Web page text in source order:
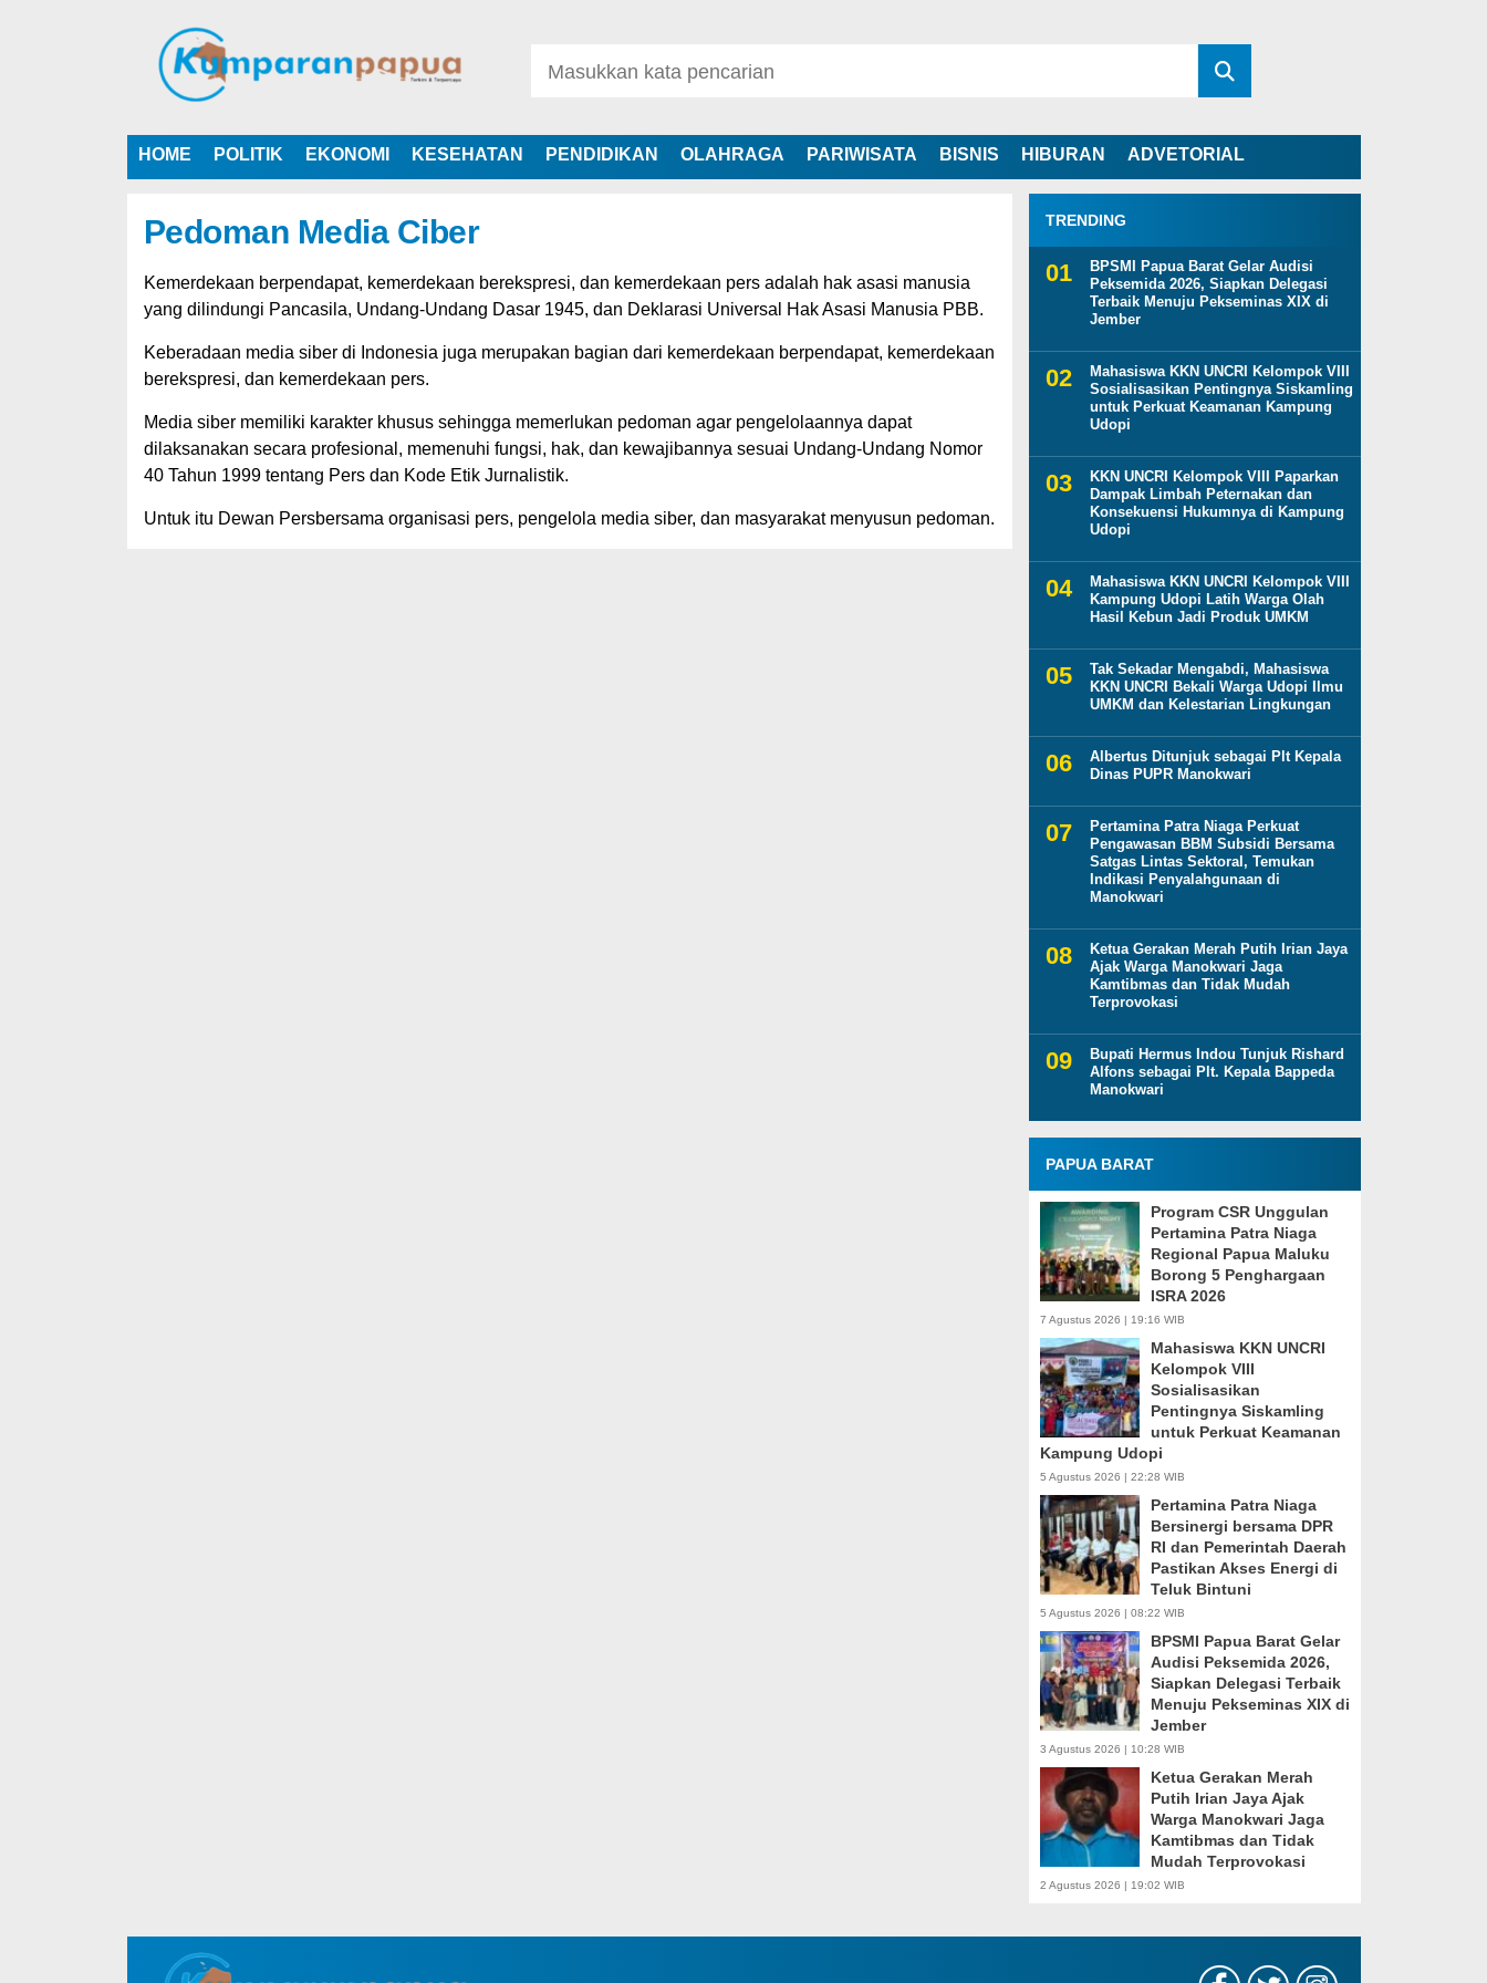
HOME POLITIK EKONOMI KESEHATAN PENDIDIKAN OLAHRAGA PARIWISATA BISNIS HIBURAN ADVETORIAL
Pedoman Media Ciber
Kemerdekaan berpendapat, kemerdekaan berekspresi, dan kemerdekaan pers adalah hak asasi manusia
yang dilindungi Pancasila, Undang-Undang Dasar 1945, dan Deklarasi Universal Hak Asasi Manusia PBB.
Keberadaan media siber di Indonesia juga merupakan bagian dari kemerdekaan berpendapat, kemerdekaan
berekspresi, dan kemerdekaan pers.
Media siber memiliki karakter khusus sehingga memerlukan pedoman agar pengelolaannya dapat
dilaksanakan secara profesional, memenuhi fungsi, hak, dan kewajibannya sesuai Undang-Undang Nomor
40 Tahun 1999 tentang Pers dan Kode Etik Jurnalistik.
Untuk itu Dewan Persbersama organisasi pers, pengelola media siber, dan masyarakat menyusun pedoman.
TRENDING
BPSMI Papua Barat Gelar Audisi
Peksemida 2026, Siapkan Delegasi
Terbaik Menuju Pekseminas XIX di
Jember
Mahasiswa KKN UNCRI Kelompok VIII
Sosialisasikan Pentingnya Siskamling
untuk Perkuat Keamanan Kampung
Udopi
KKN UNCRI Kelompok VIII Paparkan
Dampak Limbah Peternakan dan
Konsekuensi Hukumnya di Kampung
Udopi
Mahasiswa KKN UNCRI Kelompok VIII
Kampung Udopi Latih Warga Olah
Hasil Kebun Jadi Produk UMKM
Tak Sekadar Mengabdi, Mahasiswa
KKN UNCRI Bekali Warga Udopi Ilmu
UMKM dan Kelestarian Lingkungan
Albertus Ditunjuk sebagai Plt Kepala
Dinas PUPR Manokwari
Pertamina Patra Niaga Perkuat
Pengawasan BBM Subsidi Bersama
Satgas Lintas Sektoral, Temukan
Indikasi Penyalahgunaan di
Manokwari
Ketua Gerakan Merah Putih Irian Jaya
Ajak Warga Manokwari Jaga
Kamtibmas dan Tidak Mudah
Terprovokasi
Bupati Hermus Indou Tunjuk Rishard
Alfons sebagai Plt. Kepala Bappeda
Manokwari
PAPUA BARAT
Program CSR Unggulan
Pertamina Patra Niaga
Regional Papua Maluku
Borong 5 Penghargaan
ISRA 2026
7 Agustus 2026 | 19:16 WIB
Mahasiswa KKN UNCRI
Kelompok VIII
Sosialisasikan
Pentingnya Siskamling
untuk Perkuat Keamanan
Kampung Udopi
5 Agustus 2026 | 22:28 WIB
Pertamina Patra Niaga
Bersinergi bersama DPR
RI dan Pemerintah Daerah
Pastikan Akses Energi di
Teluk Bintuni
5 Agustus 2026 | 08:22 WIB
BPSMI Papua Barat Gelar
Audisi Peksemida 2026,
Siapkan Delegasi Terbaik
Menuju Pekseminas XIX di
Jember
3 Agustus 2026 | 10:28 WIB
Ketua Gerakan Merah
Putih Irian Jaya Ajak
Warga Manokwari Jaga
Kamtibmas dan Tidak
Mudah Terprovokasi
2 Agustus 2026 | 19:02 WIB